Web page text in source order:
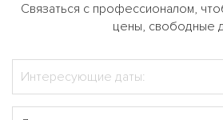
Связаться с профессионалом,
цены, свободные